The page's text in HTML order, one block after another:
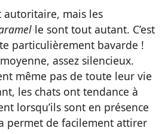
autoritaire, mais les
le sont tout autant. C’est
particulièrement bavarde !
assez silencieux.
même pas de toute leur vie
les chats ont tendance à
lorsqu’ils sont en présence
permet de facilement attirer